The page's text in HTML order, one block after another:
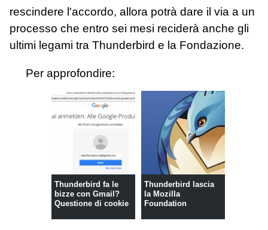
rescindere l'accordo, allora potrà dare il via a un
processo che entro sei mesi reciderà anche gli
ultimi legami tra Thunderbird e la Fondazione.
Per approfondire:
Thunderbird fa le
bizze con Gmail?
Questione di cookie
Thunderbird lascia
la Mozilla
Foundation